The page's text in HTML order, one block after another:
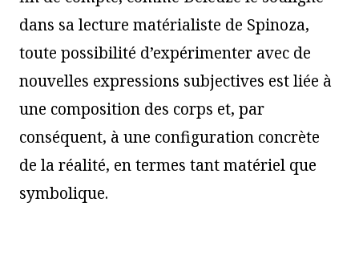
dans sa lecture matérialiste de Spinoza,
toute possibilité d’expérimenter avec de
nouvelles expressions subjectives est liée à
une composition des corps et, par
conséquent, à une configuration concrète
de la réalité, en termes tant matériel que
symbolique.